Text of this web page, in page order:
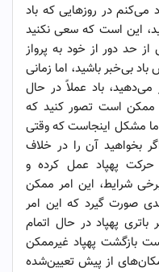
می‌کنم در روزهایی که باد
این است که سعی نکنید
حد دور از خود به پرواز
بی‌خبر باشید، اما زمانی
می‌دهید، باد عملاً در حال
ممکن است تصور کنید که
مشکل اینجاست که وقتی
بخواهید آن را در خلاف
حرکت پهپاد عمل کرده و
شرایط، این امر ممکن
صورت گیرد که این امر
باتری پهپاد در حال اتمام
بازگشت پهپاد غیرممکن
از پیش تعیین‌شده